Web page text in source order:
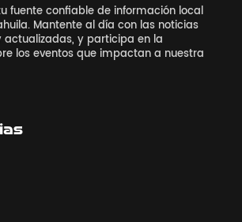
fuente confiable de información local
Mantente al día con las noticias
actualizadas, y participa en la
los eventos que impactan a nuestra